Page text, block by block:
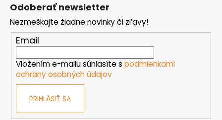
Odoberať newsletter
Nezmeškajte žiadne novinky či zľavy!
Email
Vložením e-mailu súhlasíte s podmienkami
ochrany osobných údajov
PRIHLÁSIŤ SA